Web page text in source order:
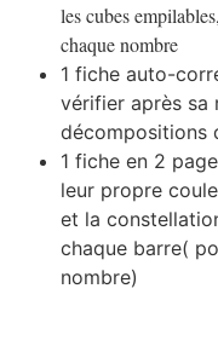
les cubes
chaque nombre
1 fiche auto-
vérifier après sa
décompositions
1 fiche en 2
leur propre
et la
chaque barre(
nombre)